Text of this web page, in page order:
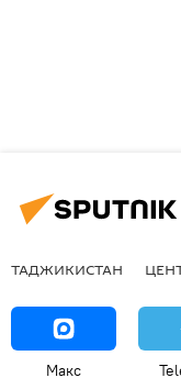
ТАДЖИКИСТАН
Макс